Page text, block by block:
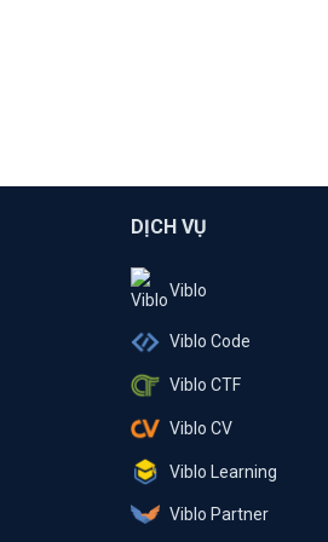
DỊCH VỤ
Viblo
Viblo Code
Viblo CTF
Viblo CV
Viblo Learning
Viblo Partner